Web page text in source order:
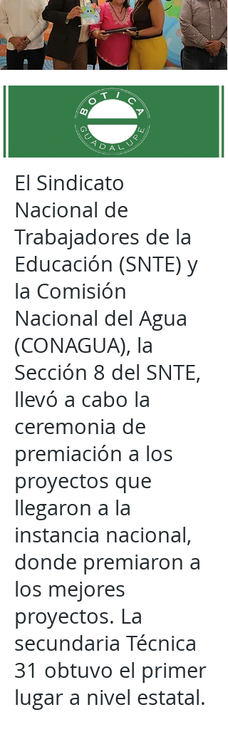
El Sindicato
Nacional de
Trabajadores de la
Educación (SNTE) y
la Comisión
Nacional del Agua
(CONAGUA), la
Sección 8 del SNTE,
llevó a cabo la
ceremonia de
premiación a los
proyectos que
llegaron a la
instancia nacional,
donde premiaron a
los mejores
proyectos. La
secundaria Técnica
31 obtuvo el primer
lugar a nivel estatal.